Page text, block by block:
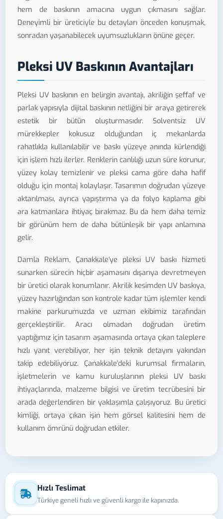
hem de baskının amacına uygun çıkmasını sağlar.
Deneyimli bir üreticiyle bu detayları önceden konuşmak,
sonradan yaşanabilecek uyumsuzlukların önüne geçer.
Pleksi UV Baskının Avantajları
Pleksi UV baskının en belirgin avantajı, akriliğin şeffaf ve
parlak yapısıyla dijital baskının netliğini bir araya getirerek
estetik bir bütün oluşturmasıdır. Solventsiz UV
mürekkepler kokusuz olduğundan iç mekanlarda
rahatlıkla kullanılabilir ve baskı yüzeye anında kürlendiği
için işlem hızlı ilerler. Renklerin canlılığı uzun süre korunur,
yüzey kolay temizlenir ve pleksi cama göre daha hafif
olduğu için montaj kolaylaşır. Tasarımın doğrudan yüzeye
aktarılması, ayrıca yapıştırma ya da folyo kaplama gibi
ara katmanlara ihtiyaç bırakmaz. Bu da hem daha temiz
bir görünüm hem de daha bütünleşik bir yapı anlamına
gelir.
Damla Reklam, Çanakkale'ye pleksi UV baskı hizmeti
sunarken sürecin hiçbir aşamasını dışarıya devretmeyen
bir üretici olarak konumlanır. Akrilik kesimden UV baskıya,
yüzey hazırlığından son kontrole kadar tüm işlemler kendi
makine parkurumuzda ve uzman ekibimiz tarafından
gerçekleştirilir. Aracı olmadan doğrudan üretim
yaptığımız için tasarım aşamasında ortaya çıkan taleplere
hızlı yanıt verebiliyor, her işin teknik detayını yakından
takip edebiliyoruz. Çanakkale'deki kurumsal firmaların,
işletmelerin ve kamu kuruluşlarının pleksi UV baskı
ihtiyaçlarında, malzeme bilgisi ve üretim tecrübesini bir
arada değerlendiren bir yaklaşımla çalışıyoruz. Bu üretici
kimliği, ortaya çıkan işin hem görsel kalitesini hem de
kullanım ömrünü doğrudan etkiler.
Hızlı Teslimat
Türkiye geneli hızlı ve güvenli kargo ile kapınızda.